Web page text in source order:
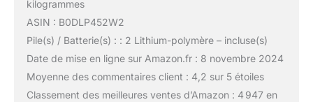
kilogrammes
ASIN : B0DLP452W2
Pile(s) / Batterie(s) : : 2 Lithium-polymère – incluse(s)
Date de mise en ligne sur Amazon.fr : 8 novembre 2024
Moyenne des commentaires client : 4,2 sur 5 étoiles
Classement des meilleures ventes d’Amazon : 4 947 en